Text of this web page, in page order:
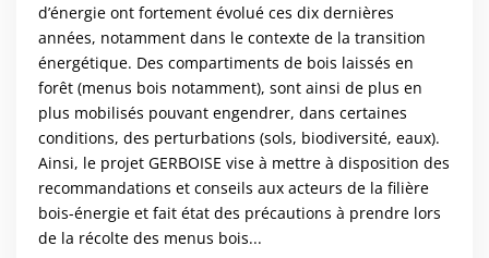
d’énergie ont fortement évolué ces dix dernières
années, notamment dans le contexte de la transition
énergétique. Des compartiments de bois laissés en
forêt (menus bois notamment), sont ainsi de plus en
plus mobilisés pouvant engendrer, dans certaines
conditions, des perturbations (sols, biodiversité, eaux).
Ainsi, le projet GERBOISE vise à mettre à disposition des
recommandations et conseils aux acteurs de la filière
bois-énergie et fait état des précautions à prendre lors
de la récolte des menus bois...